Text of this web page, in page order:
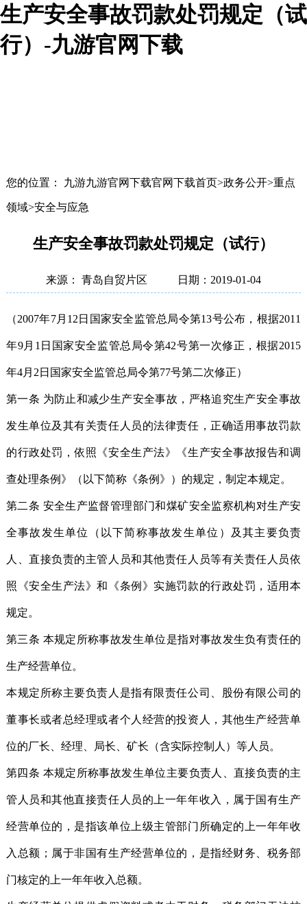
生产安全事故罚款处罚规定（试
行）-九游官网下载
您的位置： 九游九游官网下载官网下载首页>政务公开>重点
领域>安全与应急
生产安全事故罚款处罚规定（试行）
来源： 青岛自贸片区 日期：2019-01-04
（2007年7月12日国家安全监管总局令第13号公布，根据2011
年9月1日国家安全监管总局令第42号第一次修正，根据2015
年4月2日国家安全监管总局令第77号第二次修正）
第一条 为防止和减少生产安全事故，严格追究生产安全事故
发生单位及其有关责任人员的法律责任，正确适用事故罚款
的行政处罚，依照《安全生产法》《生产安全事故报告和调
查处理条例》（以下简称《条例》）的规定，制定本规定。
第二条 安全生产监督管理部门和煤矿安全监察机构对生产安
全事故发生单位（以下简称事故发生单位）及其主要负责
人、直接负责的主管人员和其他责任人员等有关责任人员依
照《安全生产法》和《条例》实施罚款的行政处罚，适用本
规定。
第三条 本规定所称事故发生单位是指对事故发生负有责任的
生产经营单位。
本规定所称主要负责人是指有限责任公司、股份有限公司的
董事长或者总经理或者个人经营的投资人，其他生产经营单
位的厂长、经理、局长、矿长（含实际控制人）等人员。
第四条 本规定所称事故发生单位主要负责人、直接负责的主
管人员和其他直接责任人员的上一年年收入，属于国有生产
经营单位的，是指该单位上级主管部门所确定的上一年年收
入总额；属于非国有生产经营单位的，是指经财务、税务部
门核定的上一年年收入总额。